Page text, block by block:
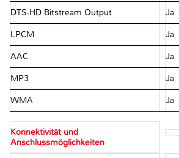
DTS-HD Bitstream Output Ja
LPCM Ja
AAC Ja
MP3 Ja
WMA Ja
Konnektivität und
Anschlussmöglichkeiten